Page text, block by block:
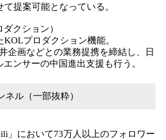
提案可能となっている。
クション）
プロダクション機能。
企画などとの業務提携を締結し、日
ンサーの中国進出支援も行う。
ネル（一部抜粋）
」において73万人以上のフォロワー